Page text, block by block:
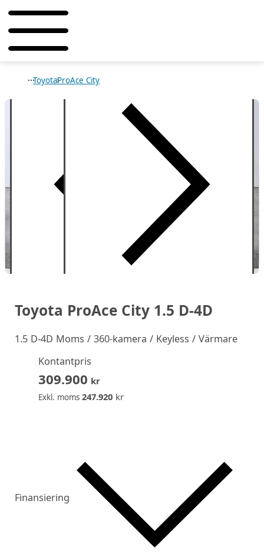
ToyotaProAce City
Toyota ProAce City 1.5 D-4D
1.5 D-4D Moms / 360-kamera / Keyless / Värmare
Kontantpris
309.900 kr
Exkl. moms 247.920kr
Finansiering